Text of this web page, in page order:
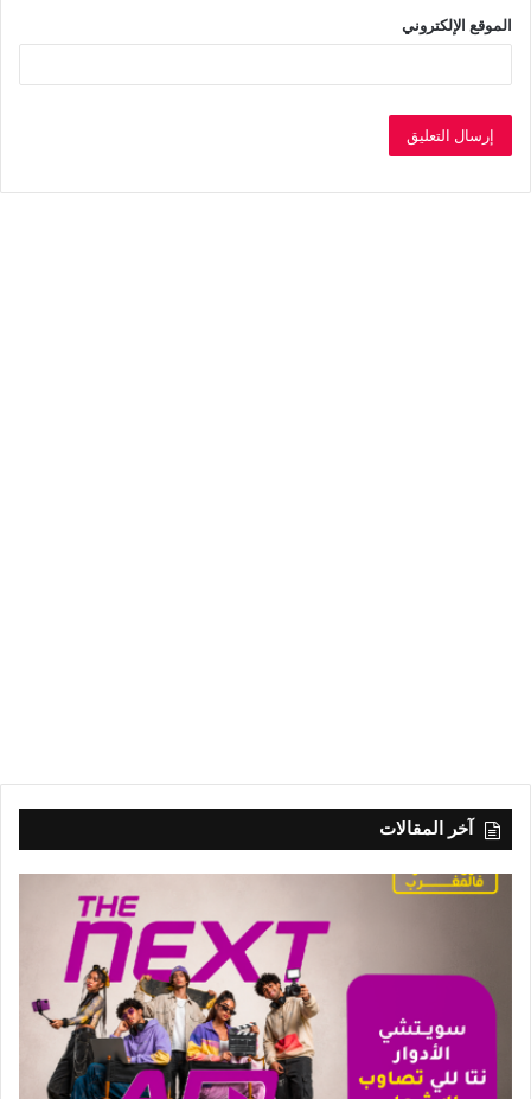
الموقع الإلكتروني
آخر المقالات